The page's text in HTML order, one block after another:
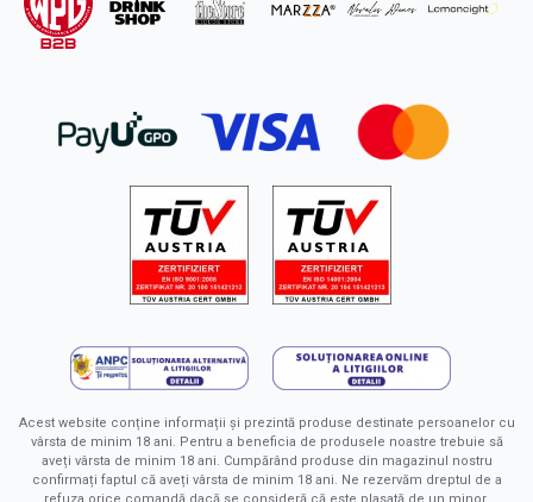
Acest website conține informații și prezintă produse destinate persoanelor cu
vârsta de minim 18 ani. Pentru a beneficia de produsele noastre trebuie să
aveți vârsta de minim 18 ani. Cumpărând produse din magazinul nostru
confirmați faptul că aveți vârsta de minim 18 ani. Ne rezervăm dreptul de a